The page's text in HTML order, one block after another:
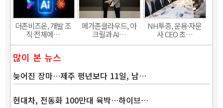
더존비즈온, 개발 조
직 전체에…
메가존클라우드, 아
크릴과 AI…
NH투증, 운용·자문
사 CEO 초…
많이 본 뉴스
늦어진 장마…제주 평년보다 11일, 남…
현대차, 전동화 100만대 육박…하이브…